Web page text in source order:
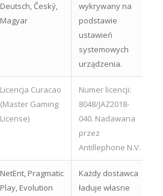
Deutsch, Český,
Magyar
wykrywany na
podstawie
ustawień
systemowych
urządzenia.
Licencja Curacao
(Master Gaming
License)
Numer licencji:
8048/JAZ2018-
040. Nadawana
przez
Antillephone N.V.
NetEnt, Pragmatic
Play, Evolution
Każdy dostawca
ładuje własne